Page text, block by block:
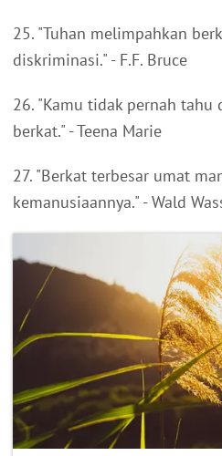
25. "Tuhan melimpahkan
diskriminasi." - F.F. Bruce
26. "Kamu tidak pernah tahu
berkat." - Teena Marie
27. "Berkat terbesar umat
kemanusiaannya." - Wald